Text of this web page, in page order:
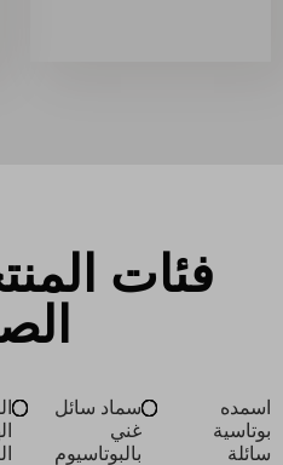
فئات
اسمده
بوتاسية
سائلة
سماد سائل
غني
بالبوتاسيوم